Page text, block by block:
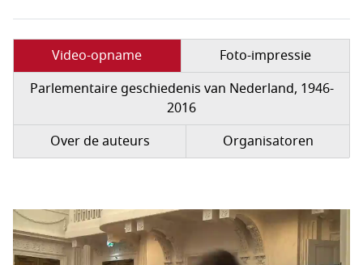
Video-opname
Foto-impressie
Parlementaire geschiedenis van Nederland, 1946-
2016
Over de auteurs
Organisatoren
Filmbestand